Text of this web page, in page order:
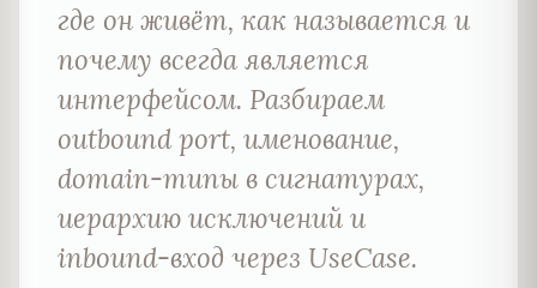
где он живёт, как называется и
почему всегда является
интерфейсом. Разбираем
outbound port, именование,
domain-типы в сигнатурах,
иерархию исключений и
inbound-вход через UseCase.